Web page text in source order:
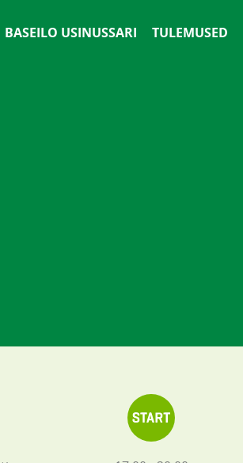
BASEILO USINUSSARI TULEMUSED